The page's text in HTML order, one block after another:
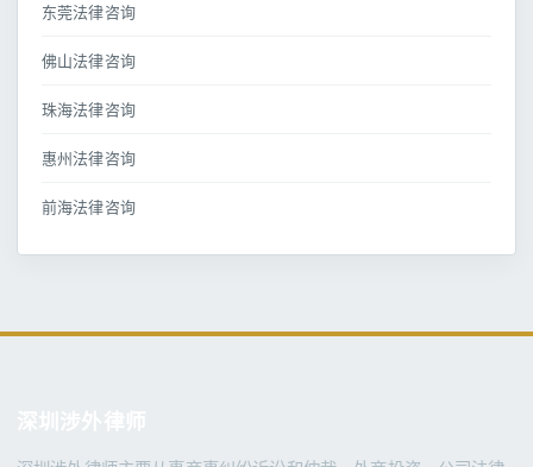
东莞法律咨询
佛山法律咨询
珠海法律咨询
惠州法律咨询
前海法律咨询